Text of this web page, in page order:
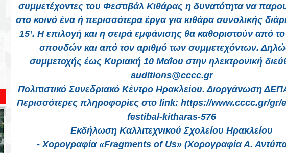
συμμετέχοντες του Φεστιβάλ Κιθάρας η δυνατότητα να
στο κοινό ένα ή περισσότερα έργα για κιθάρα συνολικής
15’. Η επιλογή και η σειρά εμφάνισης θα καθοριστούν από
σπουδών και από τον αριθμό των συμμετεχόντων.
συμμετοχής έως Κυριακή 10 Μαΐου στην ηλεκτρονική
auditions@cccc.gr
Πολιτιστικό Συνεδριακό Κέντρο Ηρακλείου. Διοργάνωση
Περισσότερες πληροφορίες στο link: https://www.cccc.gr/gr/
festibal-kitharas-576
Εκδήλωση Καλλιτεχνικού Σχολείου Ηρακλείου
- Χορογραφία «Fragments of Us» (Χορογραφία Α.